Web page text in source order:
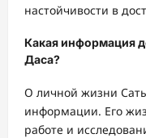
настойчивости в
Какая информация
Даса?
О личной жизни
информации. Его
работе и